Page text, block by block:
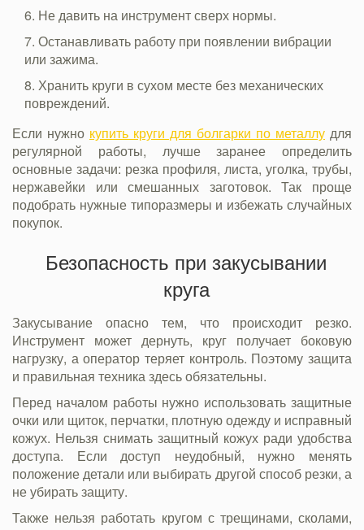
Не давить на инструмент сверх нормы.
Останавливать работу при появлении вибрации
или зажима.
Хранить круги в сухом месте без механических
повреждений.
Если нужно купить круги для болгарки по металлу для
регулярной работы, лучше заранее определить
основные задачи: резка профиля, листа, уголка, трубы,
нержавейки или смешанных заготовок. Так проще
подобрать нужные типоразмеры и избежать случайных
покупок.
Безопасность при закусывании
круга
Закусывание опасно тем, что происходит резко.
Инструмент может дернуть, круг получает боковую
нагрузку, а оператор теряет контроль. Поэтому защита
и правильная техника здесь обязательны.
Перед началом работы нужно использовать защитные
очки или щиток, перчатки, плотную одежду и исправный
кожух. Нельзя снимать защитный кожух ради удобства
доступа. Если доступ неудобный, нужно менять
положение детали или выбирать другой способ резки, а
не убирать защиту.
Также нельзя работать кругом с трещинами, сколами,